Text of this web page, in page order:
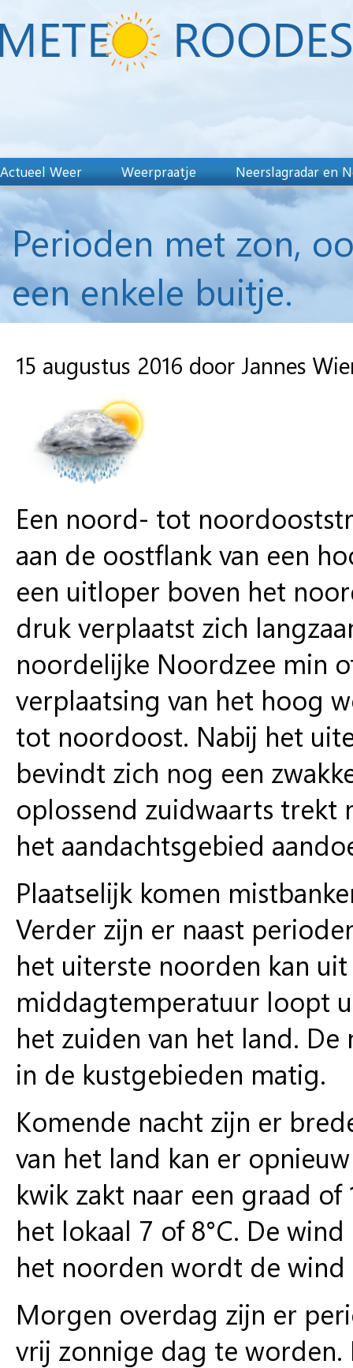
Actueel Weer Weerpraatje Neerslagradar en
Perioden met zon,
een enkele buitje.
15 augustus 2016 door Jannes
Een noord- tot
aan de oostflank van een
een uitloper boven het
druk verplaatst zich
noordelijke Noordzee min
verplaatsing van het hoog
tot noordoost. Nabij het
bevindt zich nog een
oplossend zuidwaarts trekt
het aandachtsgebied
Plaatselijk komen
Verder zijn er naast
het uiterste noorden kan
middagtemperatuur loopt
het zuiden van het land.
in de kustgebieden matig.
Komende nacht zijn er
van het land kan er
kwik zakt naar een graad
het lokaal 7 of 8°C. De
het noorden wordt de
Morgen overdag zijn er
vrij zonnige dag te